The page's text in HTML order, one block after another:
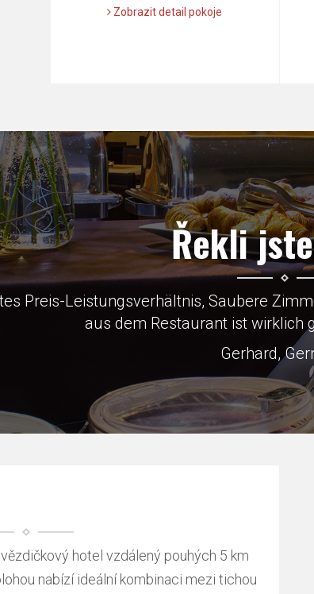
Zobrazit detail pokoje
Řekli
Very close to Skoda factory which was
Keith, Great
hotel vzdálený pouhých 5 km
nabízí ideální kombinaci mezi tichou